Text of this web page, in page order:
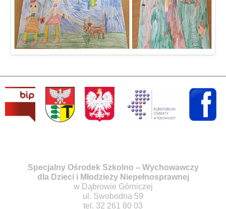
Specjalny Ośrodek Szkolno – Wychowawczy
dla Dzieci i Młodzieży Niepełnosprawnej
w Dąbrowie Górniczej
ul. Swobodna 59
tel. 32 261 80 03